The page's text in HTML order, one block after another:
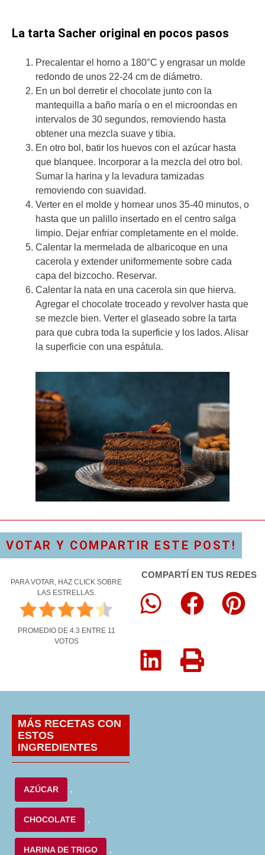
La tarta Sacher original en pocos pasos
Precalentar el horno a 180°C y engrasar un molde
redondo de unos 22-24 cm de diámetro.
En un bol derretir el chocolate junto con la
mantequilla a baño maría o en el microondas en
intervalos de 30 segundos, removiendo hasta
obtener una mezcla suave y tibia.
En otro bol, batir los huevos con el azúcar hasta
que blanquee. Incorporar a la mezcla del otro bol.
Sumar la harina y la levadura tamizadas
removiendo con suavidad.
Verter en el molde y hornear unos 35-40 minutos, o
hasta que un palillo insertado en el centro salga
limpio. Dejar enfriar completamente en el molde.
Calentar la mermelada de albaricoque en una
cacerola y extender uniformemente sobre cada
capa del bizcocho. Reservar.
Calentar la nata en una cacerola sin que hierva.
Agregar el chocolate troceado y revolver hasta que
se mezcle bien. Verter el glaseado sobre la tarta
para que cubra toda la superficie y los lados. Alisar
la superficie con una espátula.
VOTAR Y COMPARTIR ESTE POST!
PARA VOTAR, HAZ CLICK SOBRE
LAS ESTRELLAS.
PROMEDIO DE 4.3 ENTRE 11
VOTOS
COMPARTÍ EN TUS REDES
MÁS RECETAS CON
ESTOS
INGREDIENTES
AZÚCAR ,
CHOCOLATE ,
HARINA DE TRIGO ,